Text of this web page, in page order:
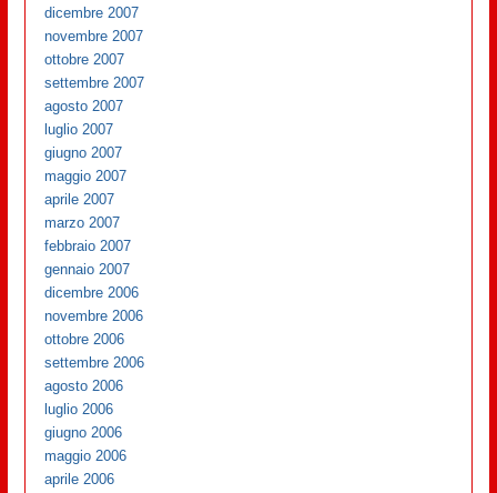
dicembre 2007
novembre 2007
ottobre 2007
settembre 2007
agosto 2007
luglio 2007
giugno 2007
maggio 2007
aprile 2007
marzo 2007
febbraio 2007
gennaio 2007
dicembre 2006
novembre 2006
ottobre 2006
settembre 2006
agosto 2006
luglio 2006
giugno 2006
maggio 2006
aprile 2006